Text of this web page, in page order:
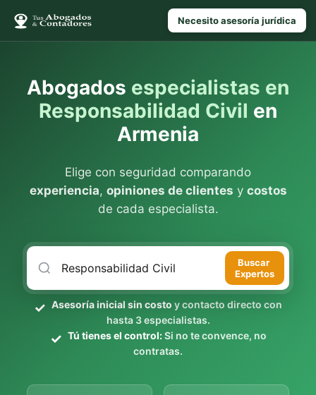
Necesito asesoría jurídica
Abogados especialistas en
Responsabilidad Civil en
Armenia
Elige con seguridad comparando
experiencia, opiniones de clientes y costos
de cada especialista.
Buscar
Expertos
Asesoría inicial sin costo y contacto directo con
hasta 3 especialistas.
Tú tienes el control:Si no te convence, no
contratas.